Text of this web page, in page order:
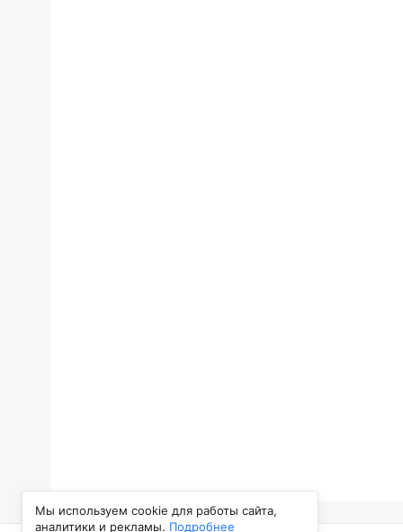
Мы используем cookie для работы сайта,
аналитики и рекламы. Подробнее